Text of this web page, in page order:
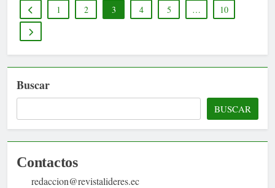
1 2 3 4 5 … 10
Buscar
BUSCAR
Contactos
redaccion@revistalideres.ec